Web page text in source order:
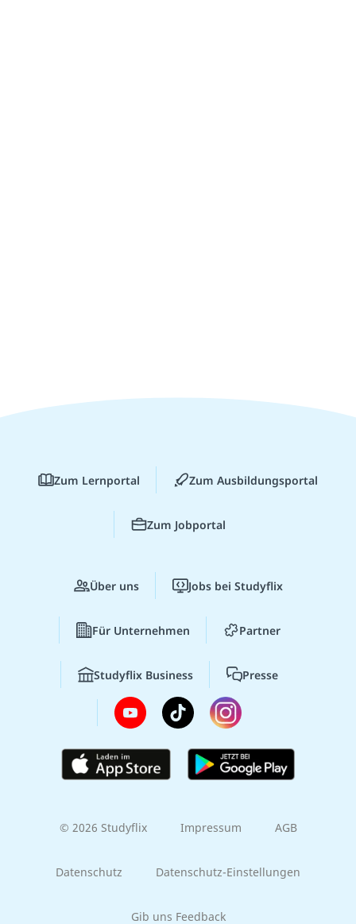
Zum Lernportal Zum Ausbildungsportal
Zum Jobportal
Über uns Jobs bei Studyflix
Für Unternehmen Partner
Studyflix Business Presse
© 2026 Studyflix Impressum AGB
Datenschutz Datenschutz-Einstellungen
Gib uns Feedback